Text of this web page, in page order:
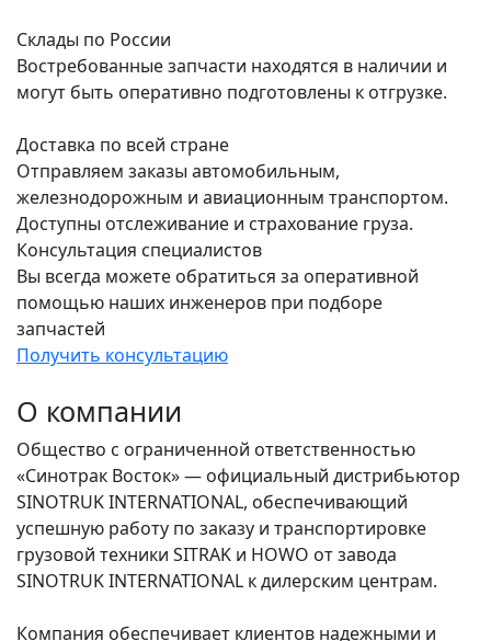
Склады по России
Востребованные запчасти находятся в наличии и
могут быть оперативно подготовлены к отгрузке.
Доставка по всей стране
Отправляем заказы автомобильным,
железнодорожным и авиационным транспортом.
Доступны отслеживание и страхование груза.
Консультация специалистов
Вы всегда можете обратиться за оперативной
помощью наших инженеров при подборе
запчастей
Получить консультацию
О компании
Общество с ограниченной ответственностью
«Синотрак Восток» — официальный дистрибьютор
SINOTRUK INTERNATIONAL, обеспечивающий
успешную работу по заказу и транспортировке
грузовой техники SITRAK и HOWO от завода
SINOTRUK INTERNATIONAL к дилерским центрам.
Компания обеспечивает клиентов надежными и